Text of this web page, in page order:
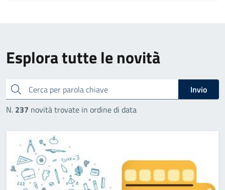
Esplora tutte le novità
cerca
Invio
N. 237 novità trovate in ordine di data